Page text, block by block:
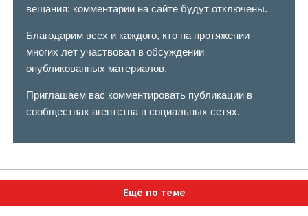
вещания: комментарии на сайте будут отключены.
Благодарим всех и каждого, кто на протяжении
многих лет участвовал в обсуждении
опубликованных материалов.
Приглашаем вас комментировать публикации в
сообществах агентства в социальных сетях.
Ещё по теме